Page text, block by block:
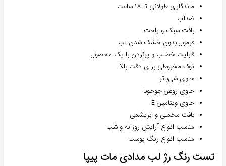
ماندگاری طولانی تا ۱۸ ساعت
ضدآب
بافت سبک و راحت
فرمول بدون خشک شدن لب
قابلیت خط‌لب و پرکردن با یک محصول
نوک مخروطی برای دقت بالا
حاوی شی‌باتر
حاوی روغن جوجوبا
حاوی ویتامین E
بافت مخملی و ابریشمی
مناسب انواع آرایش روزانه و شب
مناسب انواع رنگ پوست
تست رنگ رژ لب مدادی مات پیپا